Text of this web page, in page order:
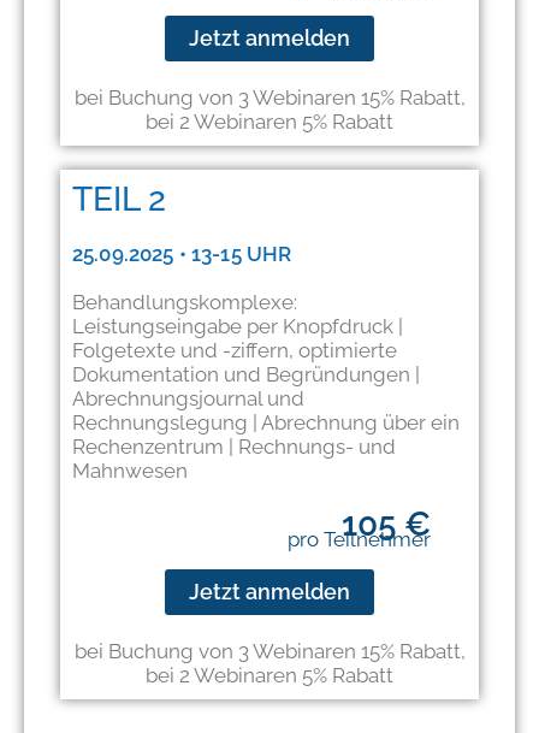
Jetzt anmelden
bei Buchung von 3 Webinaren 15% Rabatt,
bei 2 Webinaren 5% Rabatt​
TEIL 2
25.09.2025 • 13-15 UHR
Behandlungskomplexe:
Leistungseingabe per Knopfdruck |
Folgetexte und -ziffern, optimierte
Dokumentation und Begründungen |
Abrechnungsjournal und
Rechnungslegung | Abrechnung über ein
Rechenzentrum | Rechnungs- und
Mahnwesen
105 €
pro Teilnehmer
Jetzt anmelden
bei Buchung von 3 Webinaren 15% Rabatt,
bei 2 Webinaren 5% Rabatt​